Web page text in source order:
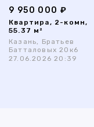
9 950 000 ₽
Квартира, 2-комн,
55.37 м²
Казань, Братьев
Батталовых 20к6
27.06.2026 20:39